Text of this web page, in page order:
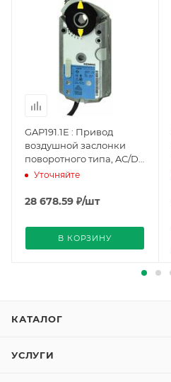
GAP191.1E : Привод
воздушной заслонки
поворотного типа, AC/DC
24 В, DC 0(2)...10 В /
электронной функции
(BPZ:GAP191.1E), Siemens
Уточняйте
28 678.59 ₽/шт
В КОРЗИНУ
КАТАЛОГ
УСЛУГИ